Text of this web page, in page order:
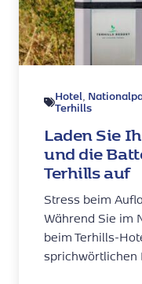
Hotel,
Terhills
Laden Sie
und die
Terhills auf
Stress beim
Während Sie im
beim Terhills-